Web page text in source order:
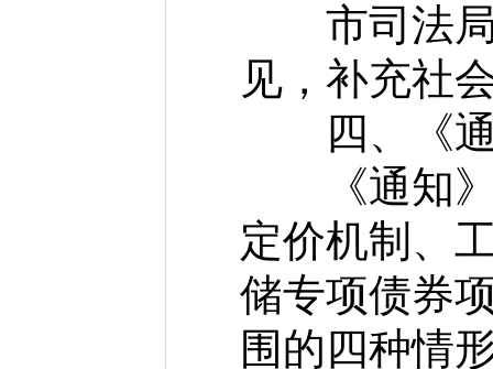
市司法局
见，补充社
四、《通
《通知》
定价机制、
储专项债券
围的四种情